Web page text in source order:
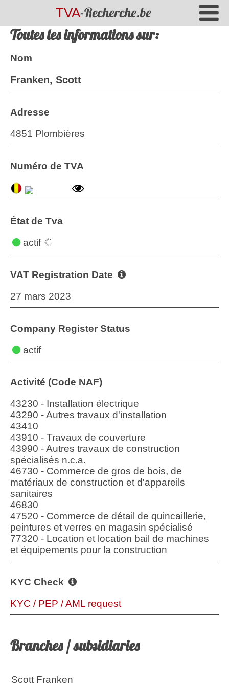
TVA-Recherche.be
Toutes les informations sur:
Nom
Franken, Scott
Adresse
4851 Plombières
Numéro de TVA
État de Tva
actif
VAT Registration Date
27 mars 2023
Company Register Status
actif
Activité (Code NAF)
43230 - Installation électrique
43290 - Autres travaux d'installation
43410
43910 - Travaux de couverture
43990 - Autres travaux de construction
spécialisés n.c.a.
46730 - Commerce de gros de bois, de
matériaux de construction et d'appareils
sanitaires
46830
47520 - Commerce de détail de quincaillerie,
peintures et verres en magasin spécialisé
77320 - Location et location bail de machines
et équipements pour la construction
KYC Check
KYC / PEP / AML request
Branches / subsidiaries
Scott Franken